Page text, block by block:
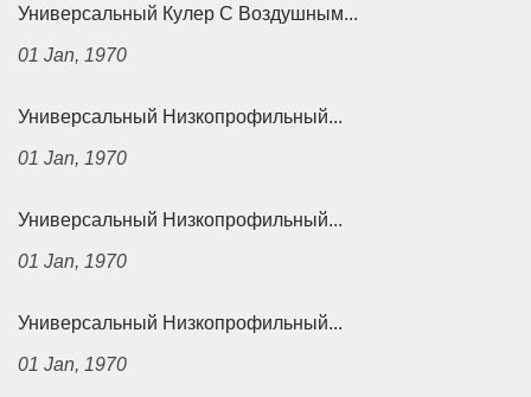
Универсальный Кулер С Воздушным...
01 Jan, 1970
Универсальный Низкопрофильный...
01 Jan, 1970
Универсальный Низкопрофильный...
01 Jan, 1970
Универсальный Низкопрофильный...
01 Jan, 1970